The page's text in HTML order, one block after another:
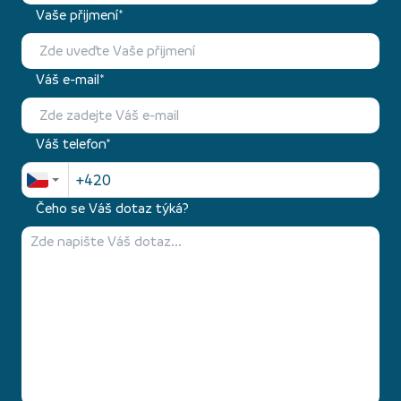
Vaše přijmení*
Váš e-mail*
Váš telefon*
Čeho se Váš dotaz týká?